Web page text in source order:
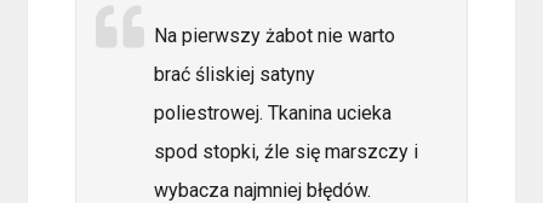
Na pierwszy żabot nie warto
brać śliskiej satyny
poliestrowej. Tkanina ucieka
spod stopki, źle się marszczy i
wybacza najmniej błędów.